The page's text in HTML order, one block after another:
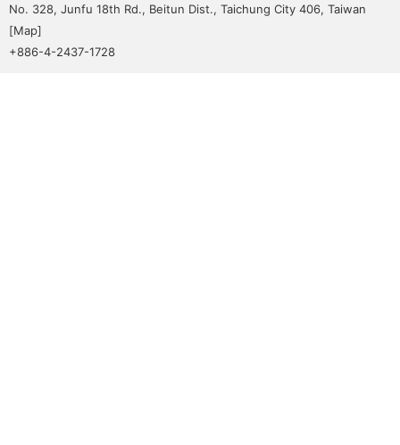
No. 328, Junfu 18th Rd., Beitun Dist., Taichung City 406, Taiwan
[Map]
+886-4-2437-1728